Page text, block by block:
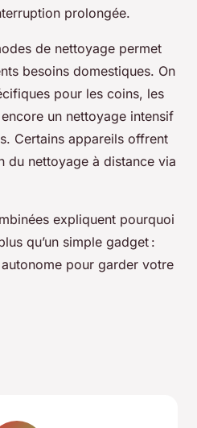
prolongée.
de nettoyage permet
besoins domestiques. On
pour les coins, les
un nettoyage intensif
Certains appareils offrent
du nettoyage à distance via
expliquent pourquoi
qu’un simple gadget :
pour garder votre